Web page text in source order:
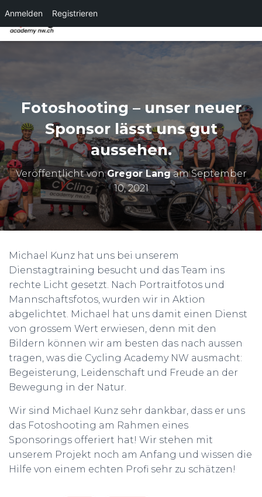
Anmelden Registrieren
Fotoshooting – unser neuer
Sponsor lässt uns gut
aussehen.
Veröffentlicht vonGregor LangamSeptember
10, 2021
Michael Kunz hat uns bei unserem
Dienstagtraining besucht und das Team ins
rechte Licht gesetzt. Nach Portraitfotos und
Mannschaftsfotos, wurden wir in Aktion
abgelichtet. Michael hat uns damit einen Dienst
von grossem Wert erwiesen, denn mit den
Bildern können wir am besten das nach aussen
tragen, was die Cycling Academy NW ausmacht:
Begeisterung, Leidenschaft und Freude an der
Bewegung in der Natur.
Wir sind Michael Kunz sehr dankbar, dass er uns
das Fotoshooting am Rahmen eines
Sponsorings offeriert hat! Wir stehen mit
unserem Projekt noch am Anfang und wissen die
Hilfe von einem echten Profi sehr zu schätzen!